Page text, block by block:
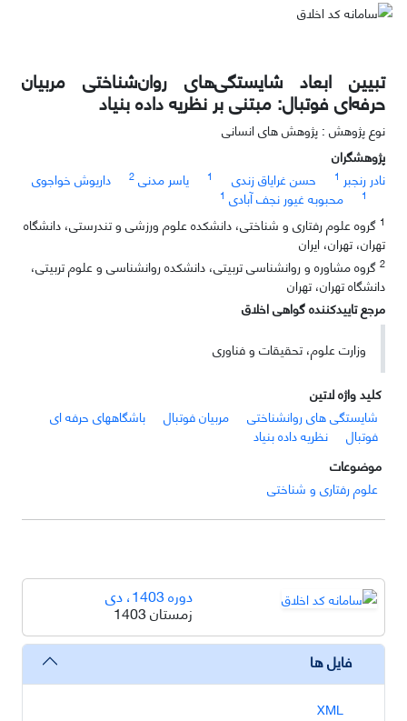
تبیین ابعاد شایستگی‌های روان‌شناختی مربیان
حرفه‌ای فوتبال: مبتنی بر نظریه داده بنیاد
نوع پژوهش : پژوهش های انسانی
پژوهشگران
نادر رنجبر 1 حسن غرایاق زندی 1 یاسر مدنی 2 داریوش خواجوی
1 محبوبه غیور نجف آبادی 1
1 گروه علوم رفتاری و شناختی، دانشکده علوم ورزشی و تندرستی، دانشگاه
تهران، تهران، ایران
2 گروه مشاوره و روانشناسی تربیتی، دانشکده روانشناسی و علوم تربیتی،
دانشگاه تهران، تهران
مرجع تاییدکننده گواهی اخلاق
وزارت علوم، تحقیقات و فناوری
کلید واژه لاتین
شایستگی های روانشناختی
مربیان فوتبال
باشگاههای حرفه ای
فوتبال
نظریه داده بنیاد
موضوعات
علوم رفتاری و شناختی
دوره 1403، دی
زمستان 1403
فایل ها
XML